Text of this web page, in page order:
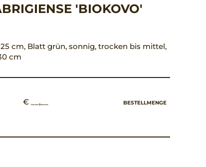
'BIOKOVO'
cm, Blatt grün, sonnig, trocken bis mittel,
cm
€ __,__ BESTELLMENGE